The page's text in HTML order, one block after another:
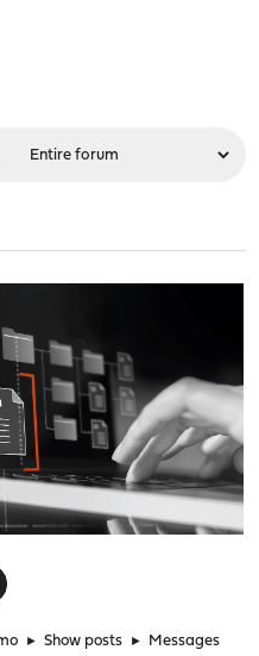
► Show posts ► Messages